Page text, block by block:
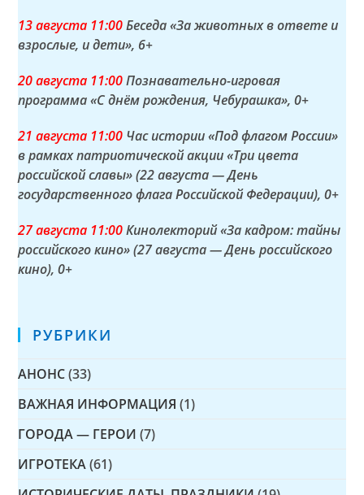
13 августа 11:00Беседа «За животных в ответе и
взрослые, и дети», 6+
20 августа 11:00Познавательно-игровая
программа «С днём рождения, Чебурашка», 0+
21 августа 11:00 Час истории «Под флагом России»
в рамках патриотической акции «Три цвета
российской славы» (22 августа — День
государственного флага Российской Федерации), 0+
27 августа 11:00Кинолекторий «За кадром: тайны
российского кино» (27 августа — День российского
кино), 0+
РУБРИКИ
АНОНС (33)
ВАЖНАЯ ИНФОРМАЦИЯ (1)
ГОРОДА — ГЕРОИ (7)
ИГРОТЕКА (61)